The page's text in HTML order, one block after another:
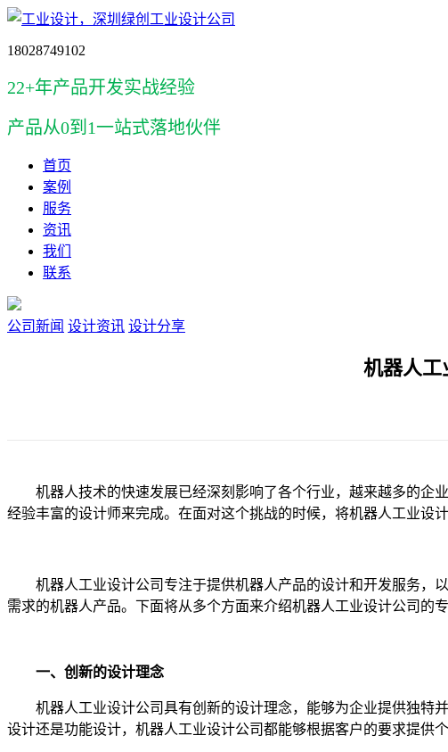
18028749102
22+年产品开发实战经验
产品从0到1一站式落地伙伴
首页
案例
服务
资讯
我们
联系
公司新闻 设计资讯 设计分享
机器人工
机器人技术的快速发展已经深刻影响了各个行业，越来越多的企
经验丰富的设计师来完成。在面对这个挑战的时候，将机器人工业设
机器人工业设计公司专注于提供机器人产品的设计和开发服务，
需求的机器人产品。下面将从多个方面来介绍机器人工业设计公司的专
一、创新的设计理念
机器人工业设计公司具有创新的设计理念，能够为企业提供独特
设计还是功能设计，机器人工业设计公司都能够根据客户的要求提供个